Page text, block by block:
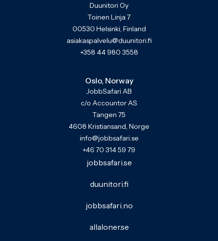
Duunitori Oy
Toinen Linja 7
00530 Helsinki, Finland
asiakaspalvelu@duunitori.fi
+358 44 980 3558
Oslo, Norway
JobbSafari AB
c/o Accountor AS
Tangen 75
4608 Kristiansand, Norge
info@jobbsafari.se
+46 70 314 59 79
jobbsafari.se
duunitori.fi
jobbsafari.no
allaloner.se